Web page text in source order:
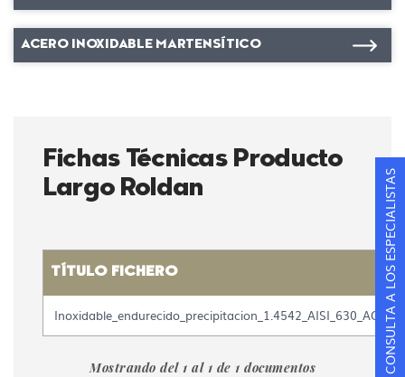
ACERO INOXIDABLE MARTENSÍTICO
Fichas Técnicas Producto
Largo Roldan
con
la
TÍTULO FICHERO
Mostrando del 1 al 1 de 1 documentos CONSULTA A LOS ESPECIALISTAS